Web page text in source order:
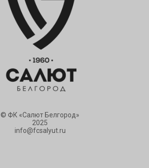
© ФК «Салют Белгород»
2025
info@fcsalyut.ru